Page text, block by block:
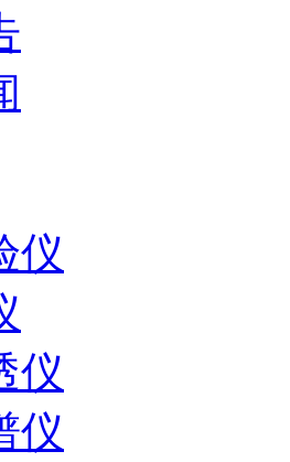
仪
仪
仪